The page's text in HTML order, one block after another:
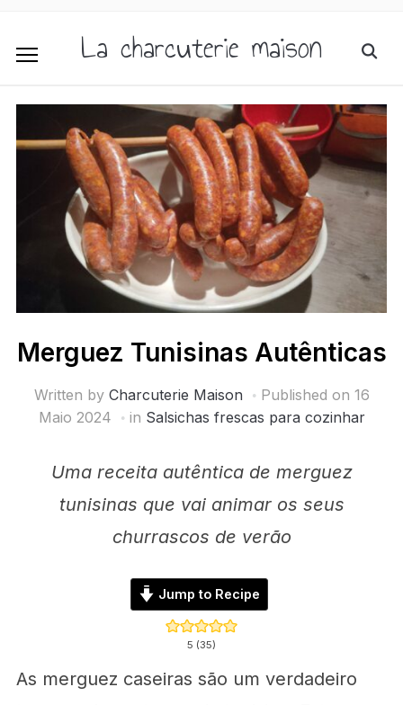
La charcuterie maison
Merguez Tunisinas Autênticas
Written by Charcuterie Maison Published on 16
Maio 2024
in Salsichas frescas para cozinhar
Uma receita autêntica de merguez
tunisinas que vai animar os seus
churrascos de verão
Jump to Recipe
5 (35)
As merguez caseiras são um verdadeiro